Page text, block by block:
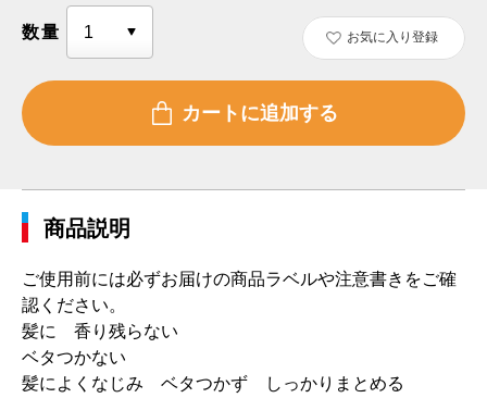
数量 お気に入り登録
商品説明
ご使用前には必ずお届けの商品ラベルや注意書きをご確
認ください。
髪に 香り残らない
ベタつかない
髪によくなじみ ベタつかず しっかりまとめる